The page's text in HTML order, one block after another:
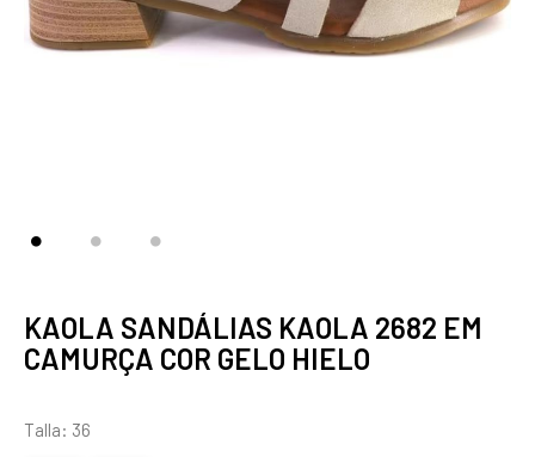
KAOLA SANDÁLIAS KAOLA 2682 EM
CAMURÇA COR GELO HIELO
Talla: 36